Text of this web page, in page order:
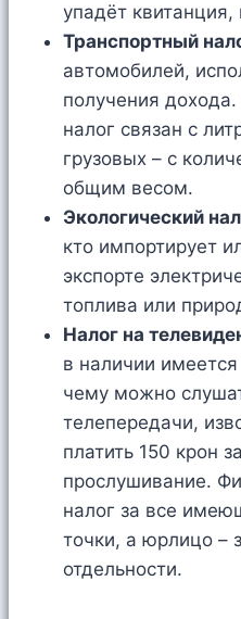
упадёт квитанция,
Транспортный
автомобилей,
получения
налог связан с
грузовых – с
общим весом.
Экологический
кто импортирует
экспорте
топлива или
Налог на
в наличии
чему можно
телепередачи,
платить 150 крон
прослушивание.
налог за все
точки, а юрлицо –
отдельности.